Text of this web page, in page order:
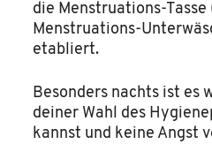
die Menstruations-Tasse
Menstruations-
etabliert.
Besonders nachts ist es
deiner Wahl des
kannst und keine Angst